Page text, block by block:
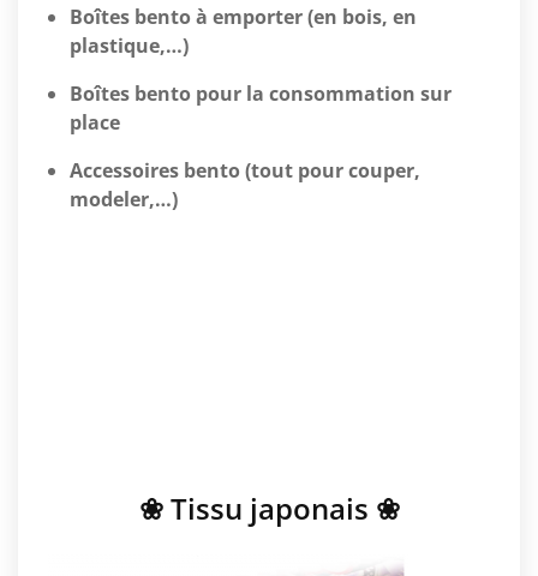
Boîtes bento à emporter (en bois, en
plastique,…)
Boîtes bento pour la consommation sur
place
Accessoires bento (tout pour couper,
modeler,…)
❀ Tissu japonais ❀